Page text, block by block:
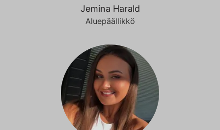
Jemina Harald
Aluepäällikkö